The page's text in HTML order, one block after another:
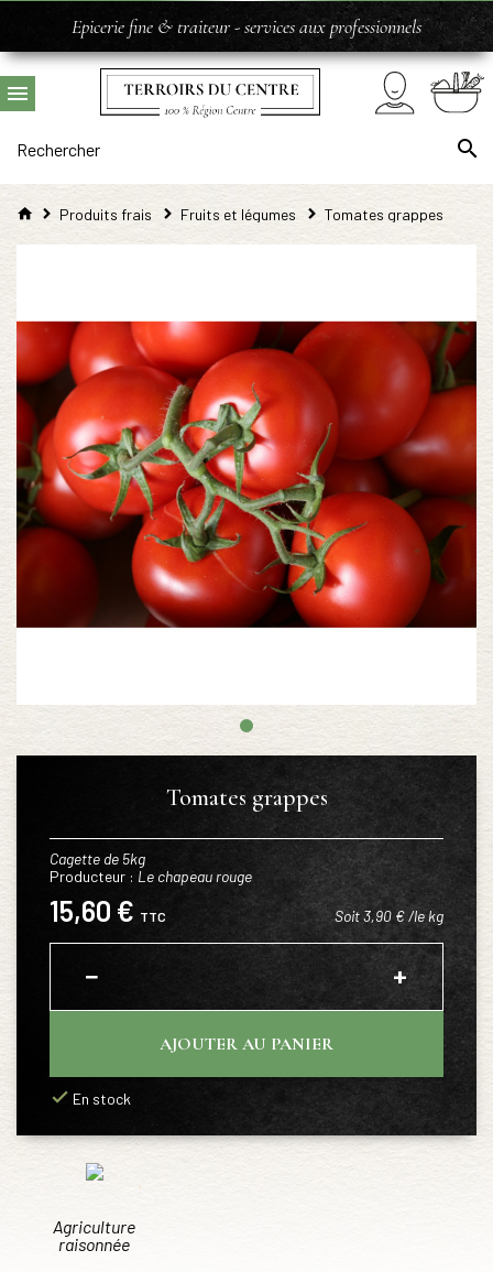
Epicerie fine & traiteur - services aux professionnels
Produits frais Fruits et légumes Tomates grappes
Tomates grappes
Cagette de 5kg
Producteur : Le chapeau rouge
15,60 € TTC Soit 3,90 € /le kg
− +
AJOUTER AU PANIER
En stock
Agriculture
raisonnée